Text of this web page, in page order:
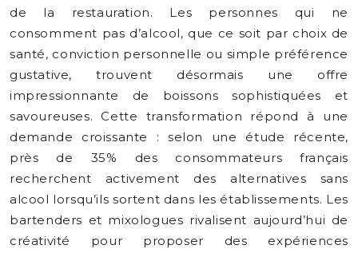
de la restauration. Les personnes qui ne
consomment pas d’alcool, que ce soit par choix de
santé, conviction personnelle ou simple préférence
gustative, trouvent désormais une offre
impressionnante de boissons sophistiquées et
savoureuses. Cette transformation répond à une
demande croissante : selon une étude récente,
près de 35% des consommateurs français
recherchent activement des alternatives sans
alcool lorsqu’ils sortent dans les établissements. Les
bartenders et mixologues rivalisent aujourd’hui de
créativité pour proposer des expériences